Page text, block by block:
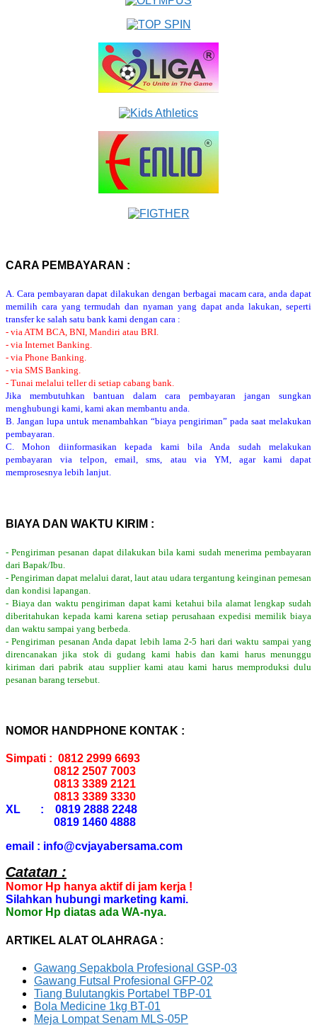
CARA PEMBAYARAN :
A. Cara pembayaran dapat dilakukan dengan berbagai macam cara, anda dapat
memilih cara yang termudah dan nyaman yang dapat anda lakukan, seperti
transfer ke salah satu bank kami dengan cara :
- via ATM BCA, BNI, Mandiri atau BRI.
- via Internet Banking.
- via Phone Banking.
- via SMS Banking.
- Tunai melalui teller di setiap cabang bank.
Jika membutuhkan bantuan dalam cara pembayaran jangan sungkan
menghubungi kami, kami akan membantu anda.
B. Jangan lupa untuk menambahkan “biaya pengiriman” pada saat melakukan
pembayaran.
C. Mohon diinformasikan kepada kami bila Anda sudah melakukan
pembayaran via telpon, email, sms, atau via YM, agar kami dapat
memprosesnya lebih lanjut.
BIAYA DAN WAKTU KIRIM :
- Pengiriman pesanan dapat dilakukan bila kami sudah menerima pembayaran
dari Bapak/Ibu.
- Pengiriman dapat melalui darat, laut atau udara tergantung keinginan pemesan
dan kondisi lapangan.
- Biaya dan waktu pengiriman dapat kami ketahui bila alamat lengkap sudah
diberitahukan kepada kami karena setiap perusahaan expedisi memilik biaya
dan waktu sampai yang berbeda.
- Pengiriman pesanan Anda dapat lebih lama 2-5 hari dari waktu sampai yang
direncanakan jika stok di gudang kami habis dan kami harus menunggu
kiriman dari pabrik atau supplier kami atau kami harus memproduksi dulu
pesanan barang tersebut.
NOMOR HANDPHONE KONTAK :
Simpati : 0812 2999 6693
0812 2507 7003
0813 3389 2121
0813 3389 3330
XL : 0819 2888 2248
0819 1460 4888
email : info@cvjayabersama.com
Catatan :
Nomor Hp hanya aktif di jam kerja !
Silahkan hubungi marketing kami.
Nomor Hp diatas ada WA-nya.
ARTIKEL ALAT OLAHRAGA :
Gawang Sepakbola Profesional GSP-03
Gawang Futsal Profesional GFP-02
Tiang Bulutangkis Portabel TBP-01
Bola Medicine 1kg BT-01
Meja Lompat Senam MLS-05P